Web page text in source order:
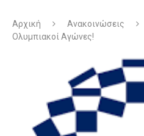
Αρχική Ανακοινώσεις
Ολυμπιακοί Αγώνες!